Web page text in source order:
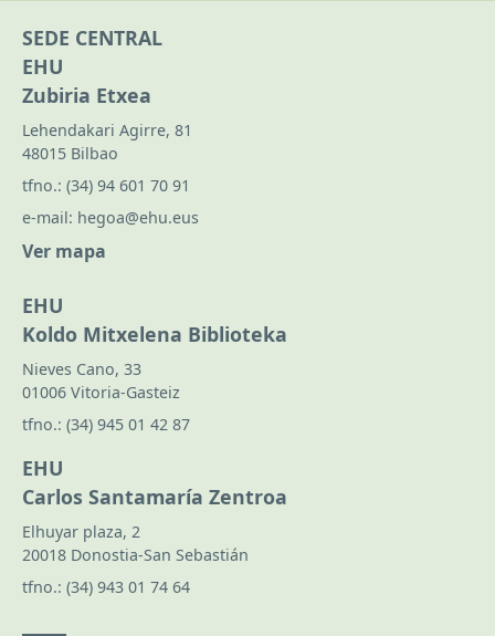
SEDE CENTRAL
EHU
Zubiria Etxea
Lehendakari Agirre, 81
48015 Bilbao
tfno.: (34) 94 601 70 91
e-mail: hegoa@ehu.eus
Ver mapa
EHU
Koldo Mitxelena Biblioteka
Nieves Cano, 33
01006 Vitoria-Gasteiz
tfno.: (34) 945 01 42 87
EHU
Carlos Santamaría Zentroa
Elhuyar plaza, 2
20018 Donostia-San Sebastián
tfno.: (34) 943 01 74 64